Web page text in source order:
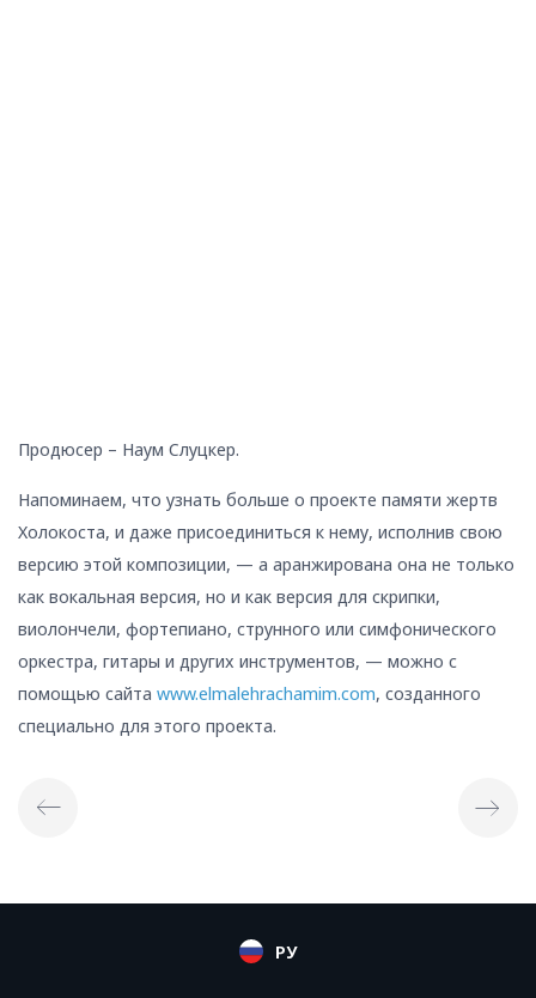
Продюсер – Наум Слуцкер.
Напоминаем, что узнать больше о проекте памяти жертв
Холокоста, и даже присоединиться к нему, исполнив свою
версию этой композиции, — а аранжирована она не только
как вокальная версия, но и как версия для скрипки,
виолончели, фортепиано, струнного или симфонического
оркестра, гитары и других инструментов, — можно с
помощью сайта www.elmalehrachamim.com, созданного
специально для этого проекта.
РУ